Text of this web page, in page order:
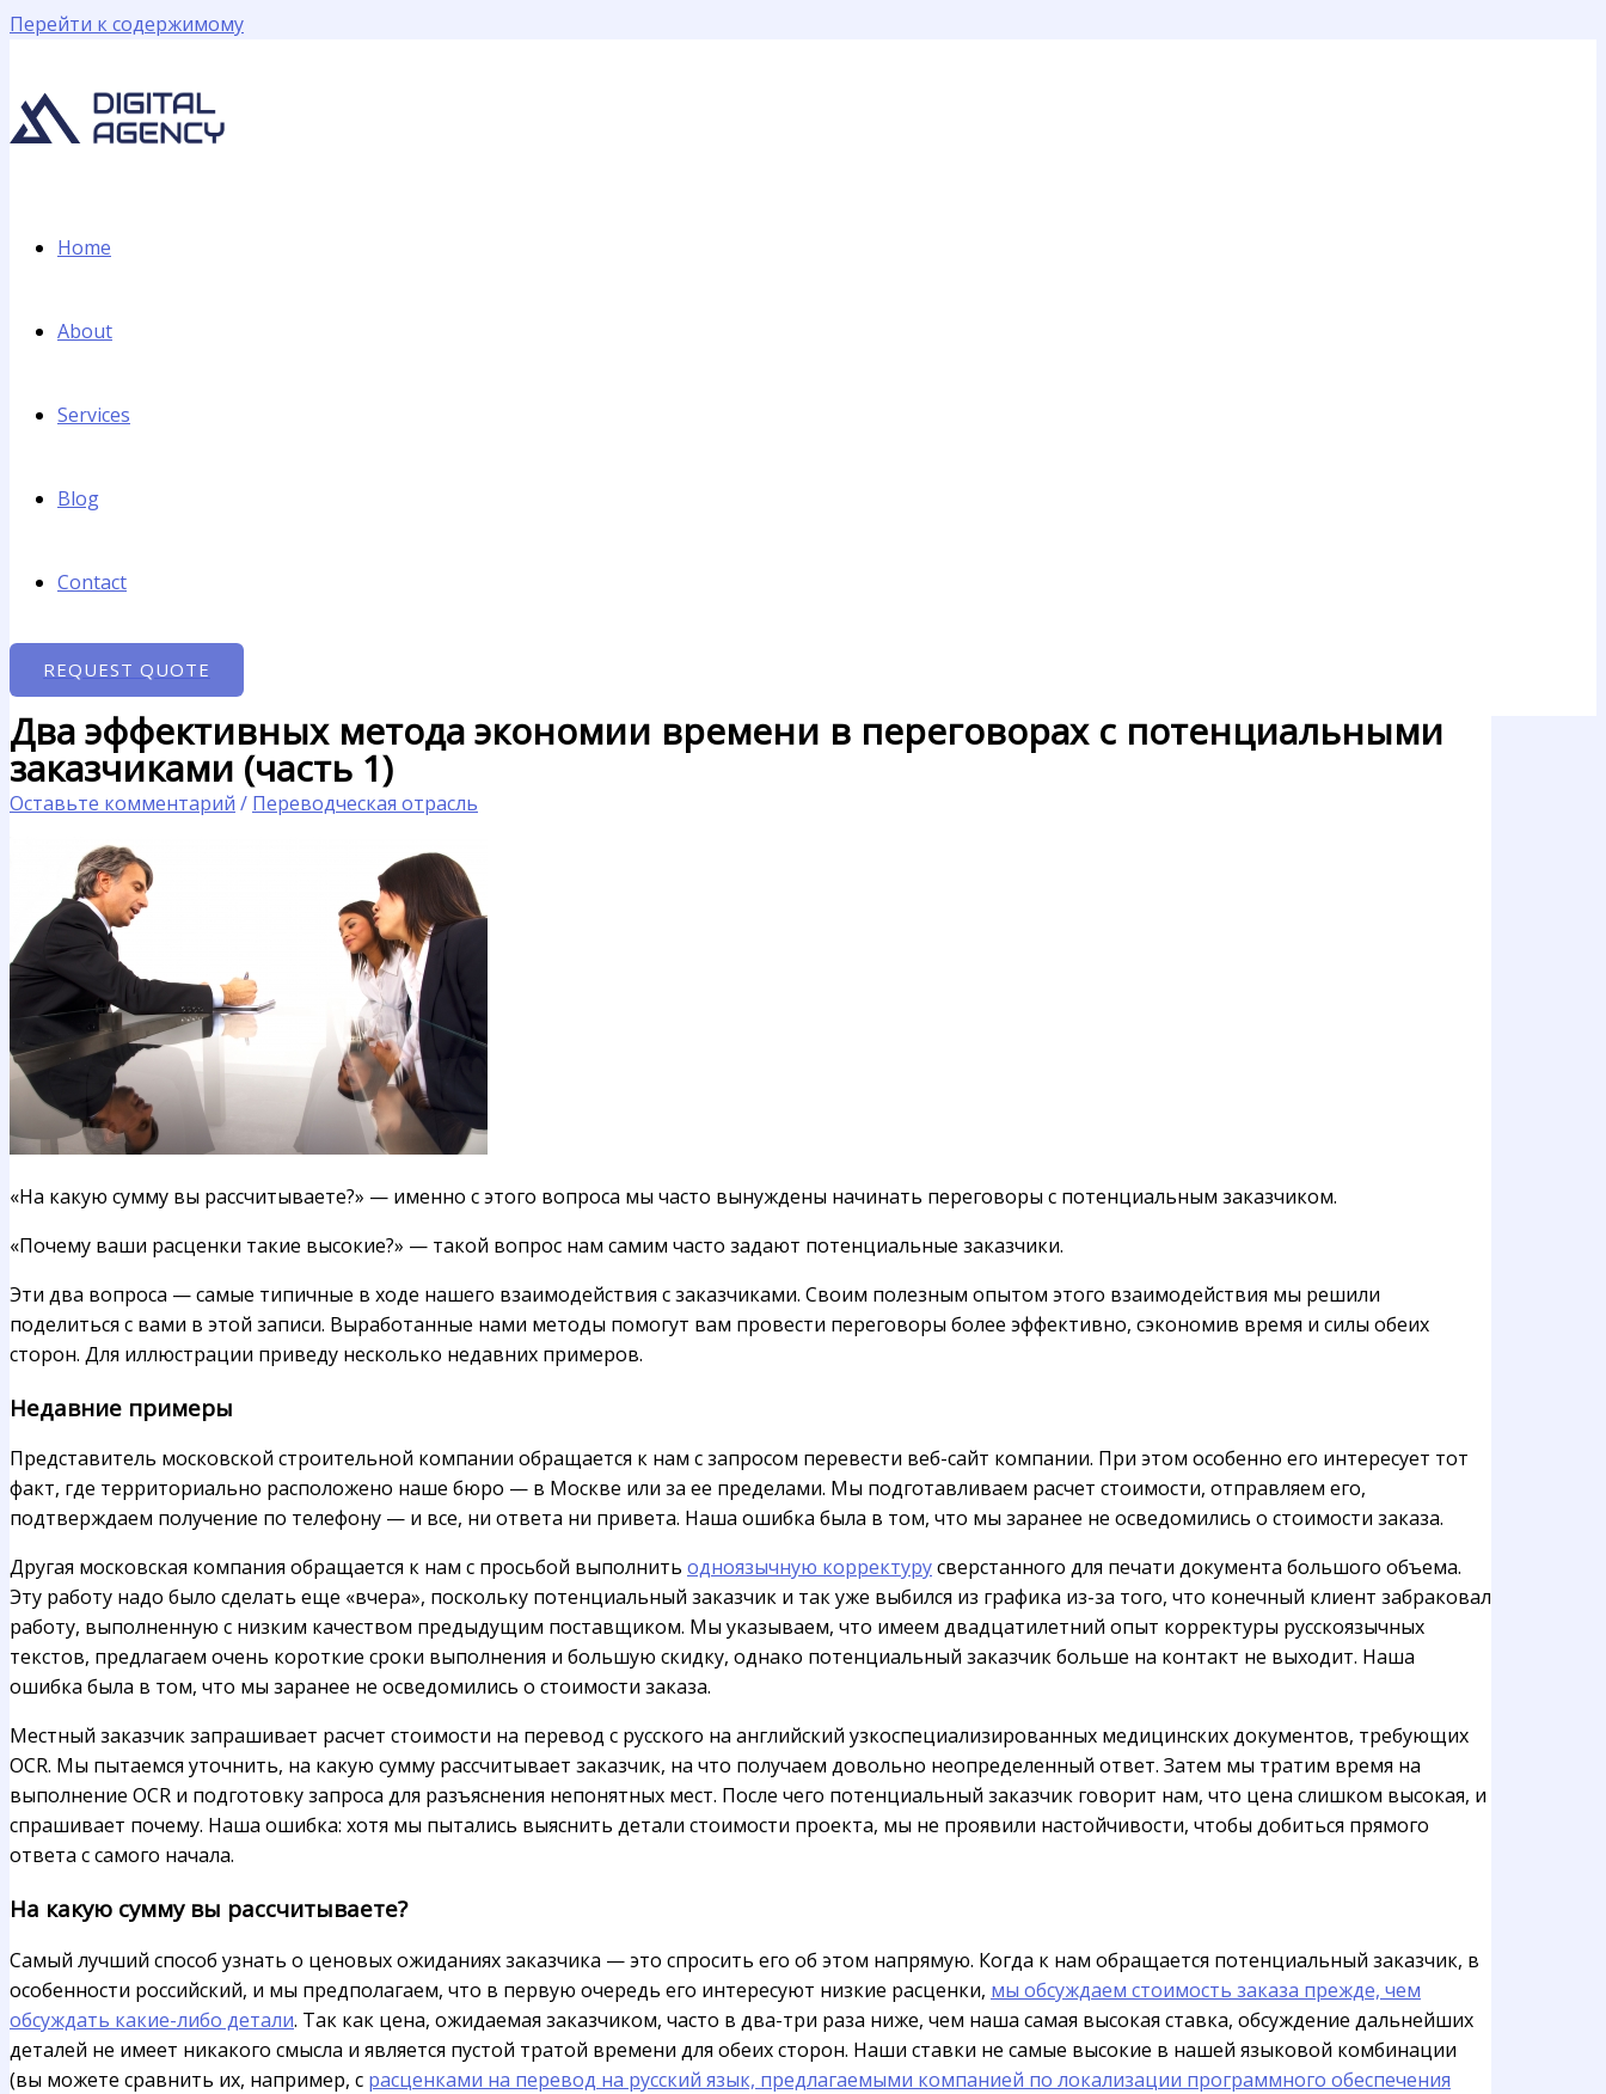
Перейти к содержимому
Home
About
Services
Blog
Contact
REQUEST QUOTE
Два эффективных метода экономии времени в переговорах с потенциальными
заказчиками (часть 1)
Оставьте комментарий / Переводческая отрасль
«На какую сумму вы рассчитываете?» — именно с этого вопроса мы часто вынуждены начинать переговоры с потенциальным заказчиком.
«Почему ваши расценки такие высокие?» — такой вопрос нам самим часто задают потенциальные заказчики.
Эти два вопроса — самые типичные в ходе нашего взаимодействия с заказчиками. Своим полезным опытом этого взаимодействия мы решили
поделиться с вами в этой записи. Выработанные нами методы помогут вам провести переговоры более эффективно, сэкономив время и силы обеих
сторон. Для иллюстрации приведу несколько недавних примеров.
Недавние примеры
Представитель московской строительной компании обращается к нам с запросом перевести веб-сайт компании. При этом особенно его интересует тот
факт, где территориально расположено наше бюро — в Москве или за ее пределами. Мы подготавливаем расчет стоимости, отправляем его,
подтверждаем получение по телефону — и все, ни ответа ни привета. Наша ошибка была в том, что мы заранее не осведомились о стоимости заказа.
Другая московская компания обращается к нам с просьбой выполнить одноязычную корректурусверстанного для печати документа большого объема.
Эту работу надо было сделать еще «вчера», поскольку потенциальный заказчик и так уже выбился из графика из-за того, что конечный клиент забраковал
работу, выполненную с низким качеством предыдущим поставщиком. Мы указываем, что имеем двадцатилетний опыт корректуры русскоязычных
текстов, предлагаем очень короткие сроки выполнения и большую скидку, однако потенциальный заказчик больше на контакт не выходит. Наша
ошибка была в том, что мы заранее не осведомились о стоимости заказа.
Местный заказчик запрашивает расчет стоимости на перевод с русского на английский узкоспециализированных медицинских документов, требующих
OCR. Мы пытаемся уточнить, на какую сумму рассчитывает заказчик, на что получаем довольно неопределенный ответ. Затем мы тратим время на
выполнение OCR и подготовку запроса для разъяснения непонятных мест. После чего потенциальный заказчик говорит нам, что цена слишком высокая, и
спрашивает почему. Наша ошибка: хотя мы пытались выяснить детали стоимости проекта, мы не проявили настойчивости, чтобы добиться прямого
ответа с самого начала.
На какую сумму вы рассчитываете?
Самый лучший способ узнать о ценовых ожиданиях заказчика — это спросить его об этом напрямую. Когда к нам обращается потенциальный заказчик, в
особенности российский, и мы предполагаем, что в первую очередь его интересуют низкие расценки, мы обсуждаем стоимость заказа прежде, чем
обсуждать какие-либо детали. Так как цена, ожидаемая заказчиком, часто в два-три раза ниже, чем наша самая высокая ставка, обсуждение дальнейших
деталей не имеет никакого смысла и является пустой тратой времени для обеих сторон. Наши ставки не самые высокие в нашей языковой комбинации
(вы можете сравнить их, например, с расценками на перевод на русский язык, предлагаемыми компанией по локализации программного обеспечения